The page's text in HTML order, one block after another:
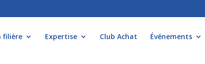
filière Expertise Club Achat Événements